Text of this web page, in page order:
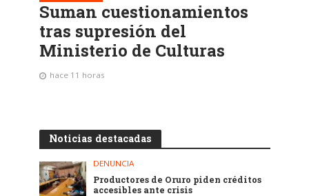
Suman cuestionamientos
tras supresión del
Ministerio de Culturas
hace 11 horas
Noticias destacadas
DENUNCIA
Productores de Oruro piden créditos
accesibles ante crisis